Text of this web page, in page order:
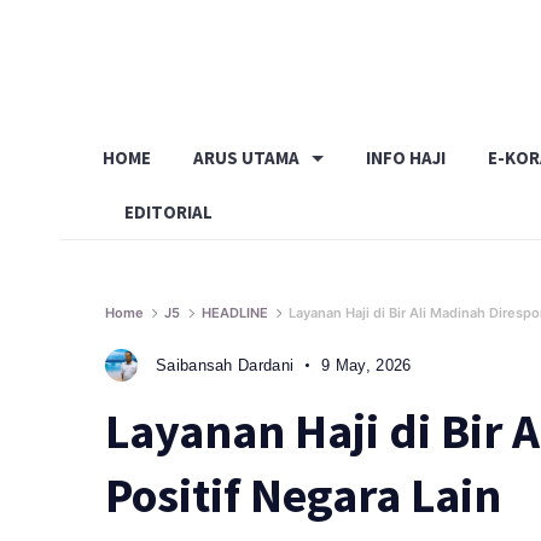
HOME ARUS UTAMA INFO HAJI E-
EDITORIAL
Home J5 HEADLINE Layanan Haji di Bir Ali Madinah
Saibansah Dardani 9 May, 2026
Layanan Haji di Bir
Positif Negara Lain